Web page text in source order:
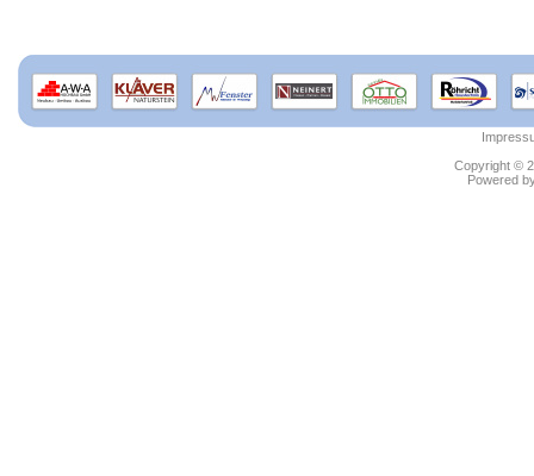
Copyright ©
Powered